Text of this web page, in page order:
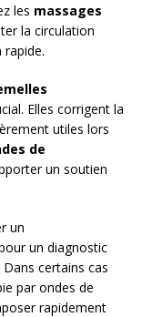
les massages
la circulation
Elles corrigent la
utiles lors
de
un soutien
un
un diagnostic
certains cas
par ondes de
rapidement